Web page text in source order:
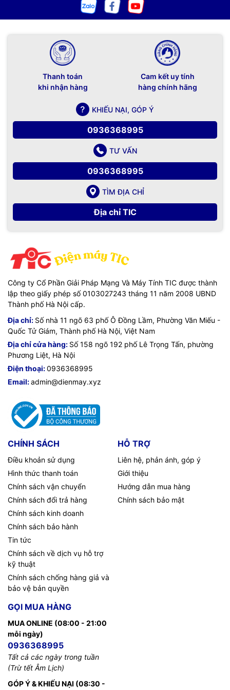
Thanh toán
khi nhận hàng
Cam kết uy tính
hàng chính hãng
KHIẾU NẠI, GÓP Ý
0936368995
TƯ VẤN
0936368995
TÌM ĐỊA CHỈ
Địa chỉ TIC
Công ty Cổ Phần Giải Pháp Mạng Và Máy Tính TIC được thành
lập theo giấy phép số 0103027243 tháng 11 năm 2008 UBND
Thành phố Hà Nội cấp.
Địa chỉ: Số nhà 11 ngõ 63 phố Ô Đồng Lầm, Phường Văn Miếu -
Quốc Tử Giám, Thành phố Hà Nội, Việt Nam
Địa chỉ cửa hàng: Số 158 ngõ 192 phố Lê Trọng Tấn, phường
Phương Liệt, Hà Nội
Điện thoại:0936368995
Email:admin@dienmay.xyz
CHÍNH SÁCH
Điều khoản sử dụng
Hình thức thanh toán
Chính sách vận chuyển
Chính sách đổi trả hàng
Chính sách kinh doanh
Chính sách bảo hành
Tin tức
Chính sách về dịch vụ hỗ trợ
kỹ thuật
Chính sách chống hàng giả và
bảo vệ bản quyền
HỖ TRỢ
Liên hệ, phản ánh, góp ý
Giới thiệu
Hướng dẫn mua hàng
Chính sách bảo mật
GỌI MUA HÀNG
MUA ONLINE (08:00 - 21:00
mỗi ngày)
0936368995
Tất cả các ngày trong tuần
(Trừ tết Âm Lịch)
GÓP Ý & KHIẾU NẠI (08:30 -